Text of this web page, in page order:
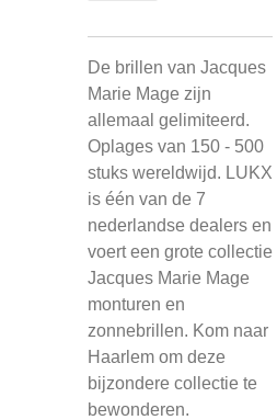
De brillen van Jacques
Marie Mage zijn
allemaal gelimiteerd.
Oplages van 150 - 500
stuks wereldwijd. LUKX
is één van de 7
nederlandse dealers en
voert een grote collectie
Jacques Marie Mage
monturen en
zonnebrillen. Kom naar
Haarlem om deze
bijzondere collectie te
bewonderen.